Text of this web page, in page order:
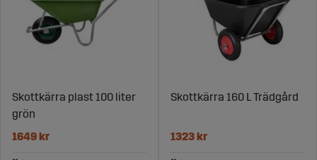
Skottkärra plast 100 liter
grön
1649 kr
Skottkärra 160 L Trädgård
1323 kr